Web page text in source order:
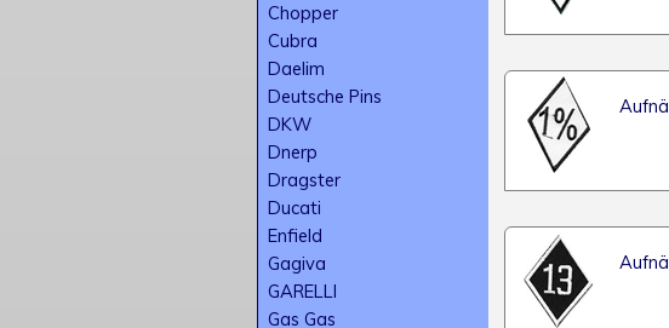
Chopper
Cubra
Daelim
Deutsche Pins
DKW
Dnerp
Dragster
Ducati
Enfield
Gagiva
GARELLI
Gas Gas